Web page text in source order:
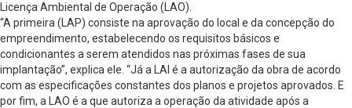
Licença Ambiental de Operação (LAO).
“A primeira (LAP) consiste na aprovação do local e da concepção do
empreendimento, estabelecendo os requisitos básicos e
condicionantes a serem atendidos nas próximas fases de sua
implantação”, explica ele. “Já a LAI é a autorização da obra de acordo
com as especificações constantes dos planos e projetos aprovados. E
por fim, a LAO é a que autoriza a operação da atividade após a